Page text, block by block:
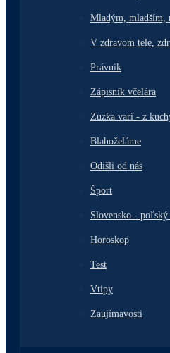
Mladým, mladším,
V zdravom tele,
Právnik
Zápisník včelára
Zuzka varí - z
Blahoželáme
Odišli od nás
Šport
Slovensko -
Horoskop
Test
Vtipy
Zaujímavosti